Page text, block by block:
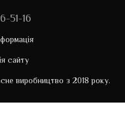
51-16
сайту
виробництво з 2018 року.